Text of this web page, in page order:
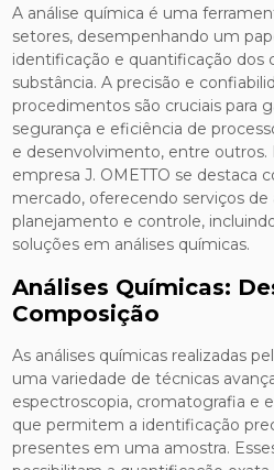
A análise química é uma
setores, desempenhando um
identificação e quantificação dos
substância. A precisão e
procedimentos são cruciais para
segurança e eficiência de
e desenvolvimento, entre outros.
empresa J. OMETTO se destaca
mercado, oferecendo serviços de
planejamento e controle,
soluções em análises químicas.
Análises Químicas:
Composição
As análises químicas realizadas
uma variedade de técnicas
espectroscopia, cromatografia e
que permitem a identificação
presentes em uma amostra.